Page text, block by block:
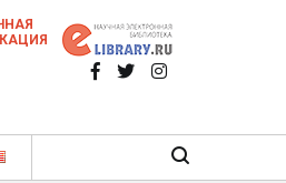
научном